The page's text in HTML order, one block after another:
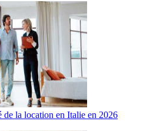
de la location en Italie en 2026